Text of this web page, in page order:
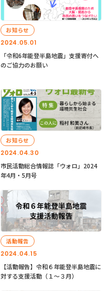
2024.05.01
お知らせ
「令和6年能登半島地震」支援寄付へ
のご協力のお願い
2024.04.30
お知らせ
市民活動総合情報誌「ウォロ」2024
年4月・5月号
2024.04.15
活動報告
【活動報告】令和６年能登半島地震に
対する支援活動（１〜３月）